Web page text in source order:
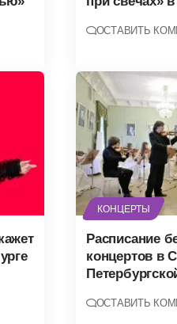
ОСТАВИТЬ
КОНЦЕРТЫ
Расписание
концертов в
ОСТАВИТЬ